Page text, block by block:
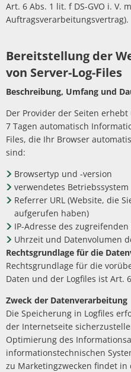
Art. 6 Abs. 1 lit. f DS-GVO i. V.
Auftragsverarbeitungsvertrag).
Bereitstellung der
von Server-Log-Files
Beschreibung, Umfang und
Der Provider der Seiten
7 Tagen automatisch
Files, die Ihr Browser
sind:
Browsertyp und -version
verwendetes Betriebssystem
Referrer URL (Website, die
aufgerufen haben)
IP-Adresse des zugreifenden
Uhrzeit und Datenvolumen
Rechtsgrundlage für die
Rechtsgrundlage für die
Daten und der Logfiles ist Art.
Zweck der Datenverarbeitung
Die Speicherung in Logfiles
der Internetseite
Optimierung des
informationstechnischen
zu Marketingzwecken findet